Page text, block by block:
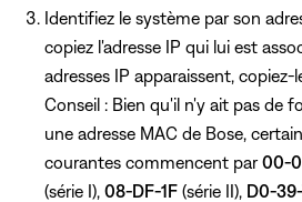
Identifiez le système par son
copiez l'adresse IP qui lui est
adresses IP apparaissent, copiez-
Conseil : Bien qu'il n'y ait pas de
une adresse MAC de Bose,
courantes commencent par00-
(série I), 08-DF-1F (série II), D0-